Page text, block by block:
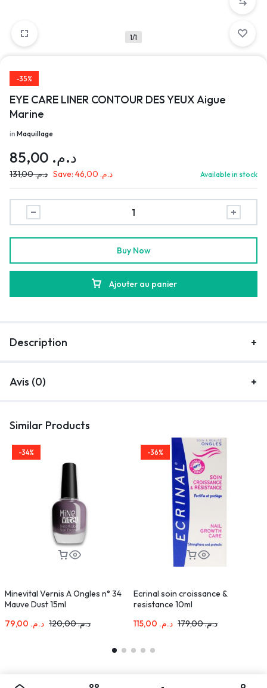
1/1
-35%
EYE CARE LINER CONTOUR DES YEUX Aigue
Marine
in Maquillage
د.م.
د.م.131,00 Save: د.م. Available in stock
Ajouter au panier
Buy Now
Description
Avis (0)
Similar Products
-34%
Minevital Vernis A Ongles n° 34
Mauve Dust 15ml
د.م.
د.م.120,00
-36%
Ecrinal soin croissance &
resistance 10ml
د.م.
د.م.179,00